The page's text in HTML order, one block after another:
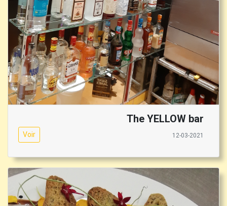
The YELLOW bar
Voir 12-03-2021